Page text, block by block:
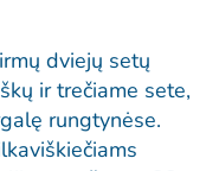
dviejų setų
ir trečiame sete,
rungtynėse.